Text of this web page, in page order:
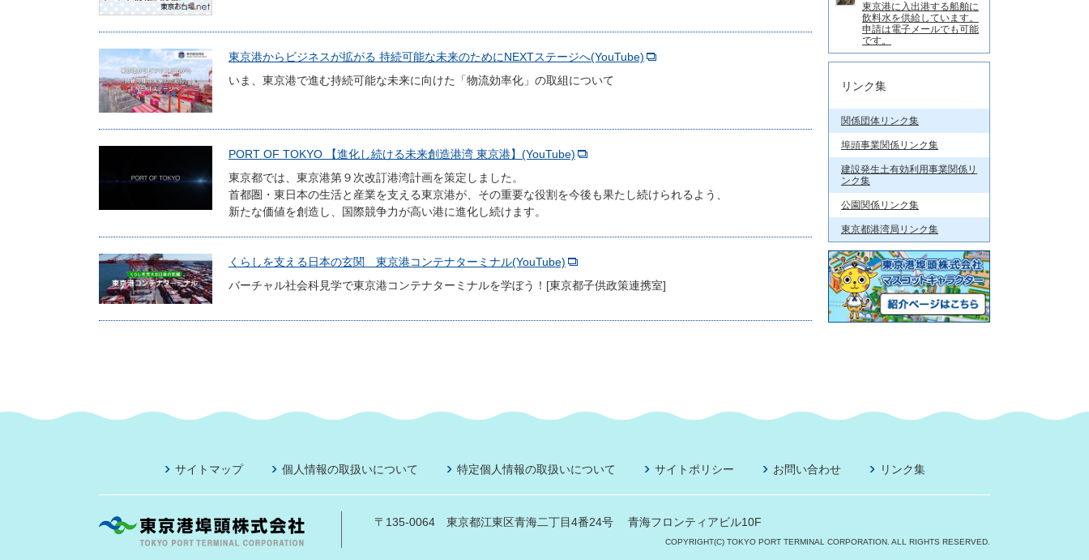
東京港からビジネスが拡がる 持続可能な未来のためにNEXTステージへ(YouTube)
いま、東京港で進む持続可能な未来に向けた「物流効率化」の取組について
PORT OF TOKYO 【進化し続ける未来創造港湾 東京港】(YouTube)
東京都では、東京港第９次改訂港湾計画を策定しました。
首都圏・東日本の生活と産業を支える東京港が、その重要な役割を今後も果たし続けられるよう、
新たな価値を創造し、国際競争力が高い港に進化し続けます。
くらしを支える日本の玄関 東京港コンテナターミナル(YouTube)
バーチャル社会科見学で東京港コンテナターミナルを学ぼう！[東京都子供政策連携室]
東京港に入出港する船舶に
飲料水を供給しています。
申請は電子メールでも可能
です。
リンク集
関係団体リンク集
埠頭事業関係リンク集
建設発生土有効利用事業関係リ
ンク集
公園関係リンク集
東京都港湾局リンク集
サイトマップ 個人情報の取扱いについて 特定個人情報の取扱いについて サイトポリシー お問い合わせ リンク集
〒135-0064 東京都江東区青海二丁目4番24号 青海フロンティアビル10F
COPYRIGHT(C) TOKYO PORT TERMINAL CORPORATION. ALL RIGHTS RESERVED.